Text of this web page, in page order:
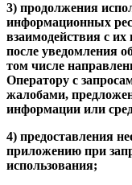
3) продолжения
информационных
взаимодействия с
после уведомления
том числе
Оператору с
жалобами,
информации или
4) предоставления
приложению при
использования;